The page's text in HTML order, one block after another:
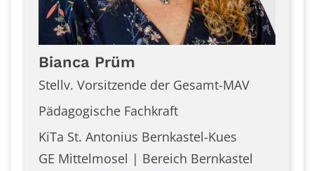
Bianca Prüm
Stellv. Vorsitzende der Gesamt-MAV
Pädagogische Fachkraft
KiTa St. Antonius Bernkastel-Kues
GE Mittelmosel | Bereich Bernkastel